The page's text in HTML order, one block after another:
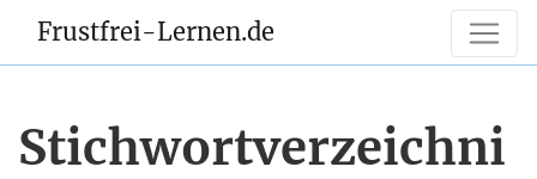
Frustfrei-Lernen.de
Stichwortverzeichni